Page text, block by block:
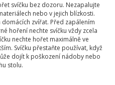
svíčku bez dozoru. Nezapalujte
nebo v jejich blízkosti.
zvířat. Před zapálením
hoření nechte svíčku vždy zcela
nechte hořet maximálně ve
Svíčku přestaňte používat, když
dojít k poškození nádoby nebo
stolu.